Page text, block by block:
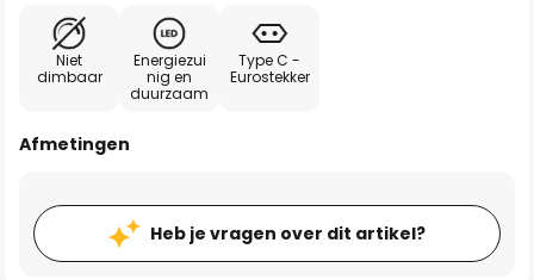
Niet
dimbaar
Energiezui
nig en
duurzaam
Type C -
Eurostekker
Afmetingen
Heb je vragen over dit artikel?